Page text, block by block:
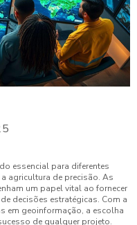
essencial para diferentes
agricultura de precisão. As
um papel vital ao fornecer
decisões estratégicas. Com a
em geoinformação, a escolha
de qualquer projeto.